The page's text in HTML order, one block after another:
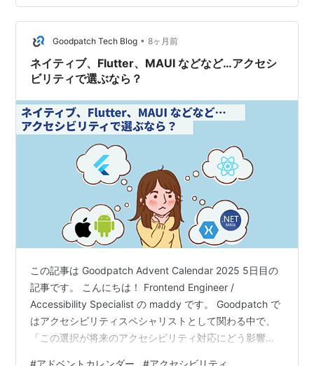
べき”というわけではありません。 どこまでをカードとし
て扱い、どこからを通常の UI として扱うのか。その線引
きが、設計上の重要なポイントになり…
Goodpatch Tech Blog • 8ヶ月前
ネイティブ、Flutter、MAUI などなど…アクセシ
ビリティで選ぶなら？
この記事は Goodpatch Advent Calendar 2025 5日目の
記事です。 こんにちは！ Frontend Engineer /
Accessibility Specialist の maddy です。 Goodpatch で
はアクセシビリティスペシャリストとして関わる中で、
「この選択が将来のアクセシビリティ対応にどう影響す
#アドベントカレンダー #アクセシビリティ